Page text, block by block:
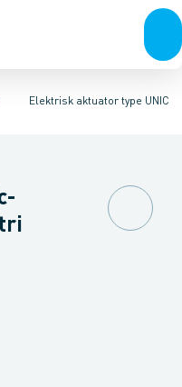
stålPlastIndustri
3-Vejs
Elektrisk aktuator type UNIC
aktuator type UNIC